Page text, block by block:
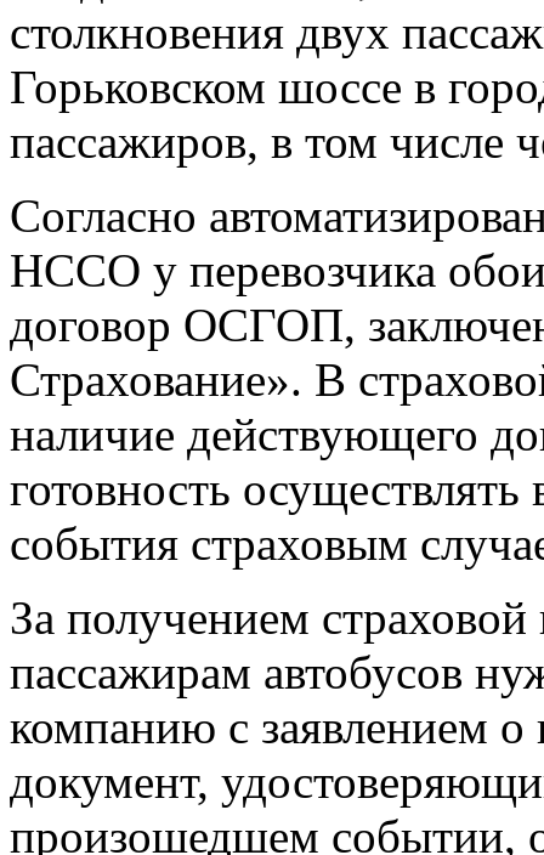
столкновения двух
Горьковском шоссе в
пассажиров, в том числе
Согласно
НССО у перевозчика
договор ОСГОП,
Страхование». В
наличие действующего
готовность
события страховым
За получением
пассажирам автобусов
компанию с заявлением о
документ,
произошедшем событии,